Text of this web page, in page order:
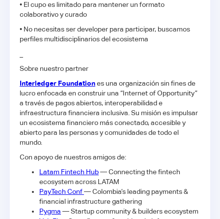
​• El cupo es limitado para mantener un formato
colaborativo y curado
​• No necesitas ser developer para participar, buscamos
perfiles multidisciplinarios del ecosistema
​Sobre nuestro partner
Interledger Foundationes una organización sin fines de
lucro enfocada en construir una “Internet of Opportunity”
a través de pagos abiertos, interoperabilidad e
infraestructura financiera inclusiva. Su misión es impulsar
un ecosistema financiero más conectado, accesible y
abierto para las personas y comunidades de todo el
mundo.
​Con apoyo de nuestros amigos de:
Latam Fintech Hub— Connecting the fintech
ecosystem across LATAM
PayTech Conf— Colombia’s leading payments &
financial infrastructure gathering
Pygma — Startup community & builders ecosystem